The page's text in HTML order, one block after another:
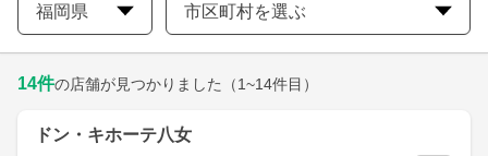
福岡県 市区町村を選ぶ
14件の店舗が見つかりました （1~14件目）
ドン・キホーテ八女